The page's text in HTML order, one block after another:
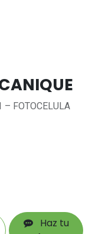
– FOTOCELULA
Haz tu